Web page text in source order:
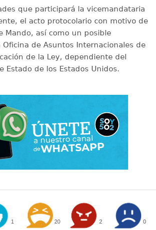
que participará la vicemandataria
el acto protocolario con motivo de
Mando, así como un posible
de Asuntos Internacionales de
de la Ley, dependiente del
Estado de los Estados Unidos.
1 20 2 0